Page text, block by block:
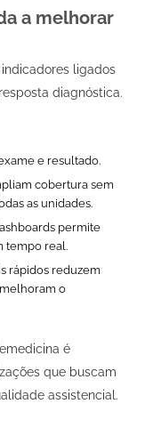
a melhorar
ligados
diagnóstica.
e resultado.
cobertura sem
as unidades.
permite
tempo real.
rápidos reduzem
o
é
que buscam
assistencial.